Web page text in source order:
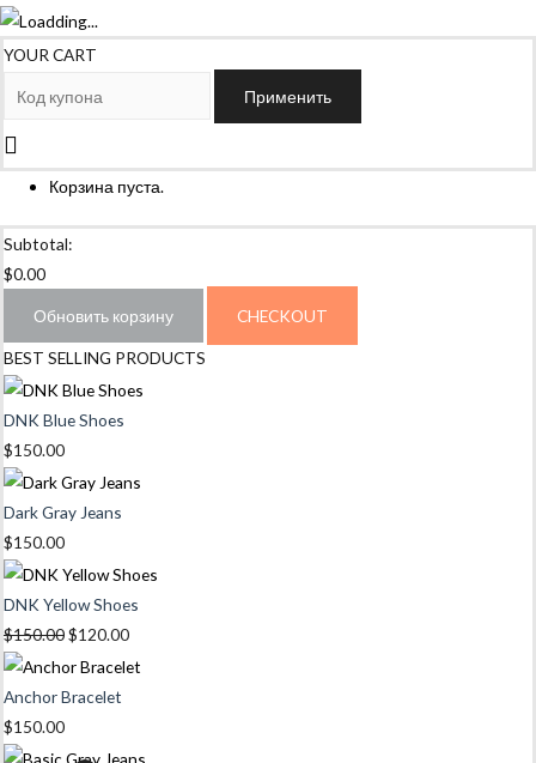
YOUR CART
Применить
Корзина пуста.
Subtotal:
$0.00
Обновить корзину CHECKOUT
BEST SELLING PRODUCTS
DNK Blue Shoes
$150.00
Dark Gray Jeans
$150.00
DNK Yellow Shoes
$150.00Первоначальная
цена
составляла
$120.00Текущая
цена:
Anchor Bracelet
$150.00